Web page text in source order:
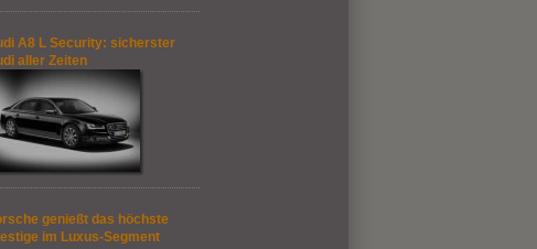
A8 L Security: sicherster
aller Zeiten
genießt das höchste
im Luxus-Segment